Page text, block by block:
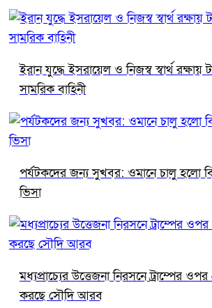
ইরান যুদ্ধে ইসরায়েল ও নিজস্ব স্বার্থ রক্ষায়
সামরিক বাহিনী
পর্যটকদের জন্য সুখবর: ওমানে চালু হলো
ভিসা
মধ্যপ্রাচ্যের উত্তেজনা নিরসনে ট্রাম্পের ওপর
করছে সৌদি আরব